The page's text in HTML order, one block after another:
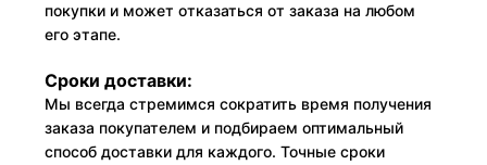
покупки и может отказаться от заказа на любом
его этапе.
Сроки доставки:
Мы всегда стремимся сократить время получения
заказа покупателем и подбираем оптимальный
способ доставки для каждого. Точные сроки